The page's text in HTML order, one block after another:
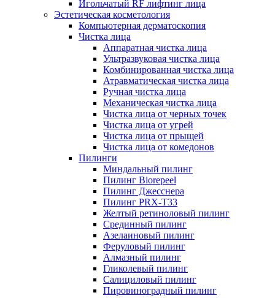
Игольчатый RF лифтинг лица
Эстетическая косметология
Компьютерная дерматоскопия
Чистка лица
Аппаратная чистка лица
Ультразвуковая чистка лица
Комбинированная чистка лица
Атравматическая чистка лица
Ручная чистка лица
Механическая чистка лица
Чистка лица от черных точек
Чистка лица от угрей
Чистка лица от прыщей
Чистка лица от комедонов
Пилинги
Миндальный пилинг
Пилинг Biorepeel
Пилинг Джесснера
Пилинг PRX-T33
Желтый ретиноловый пилинг
Срединный пилинг
Азелаиновый пилинг
Феруловый пилинг
Алмазный пилинг
Гликолевый пилинг
Салициловый пилинг
Пировиноградный пилинг